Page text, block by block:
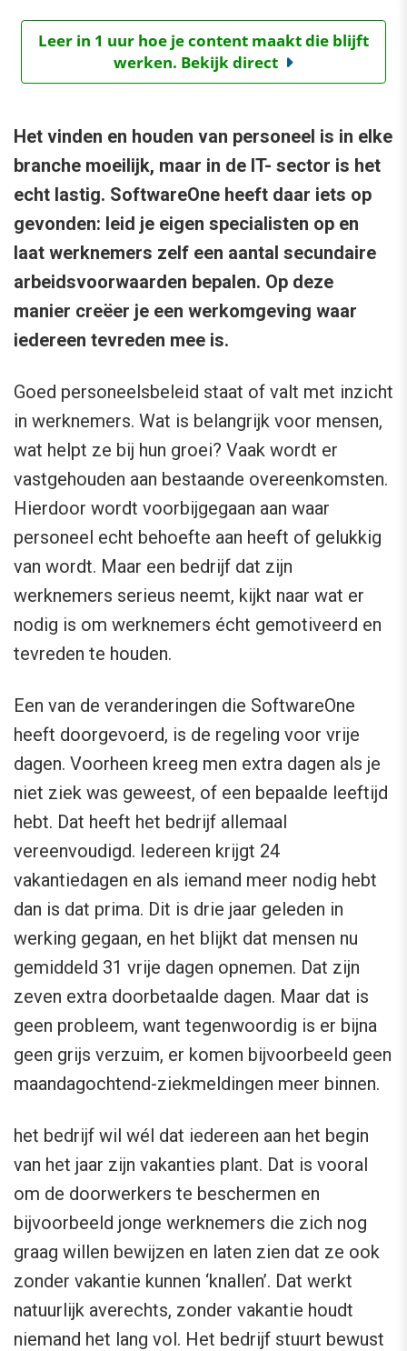
Leer in 1 uur hoe je content maakt die blijft
werken. Bekijk direct
Het vinden en houden van personeel is in elke
branche moeilijk, maar in de IT- sector is het
echt lastig. SoftwareOne heeft daar iets op
gevonden: leid je eigen specialisten op en
laat werknemers zelf een aantal secundaire
arbeidsvoorwaarden bepalen. Op deze
manier creëer je een werkomgeving waar
iedereen tevreden mee is.
Goed personeelsbeleid staat of valt met inzicht
in werknemers. Wat is belangrijk voor mensen,
wat helpt ze bij hun groei? Vaak wordt er
vastgehouden aan bestaande overeenkomsten.
Hierdoor wordt voorbijgegaan aan waar
personeel echt behoefte aan heeft of gelukkig
van wordt. Maar een bedrijf dat zijn
werknemers serieus neemt, kijkt naar wat er
nodig is om werknemers écht gemotiveerd en
tevreden te houden.
Een van de veranderingen die SoftwareOne
heeft doorgevoerd, is de regeling voor vrije
dagen. Voorheen kreeg men extra dagen als je
niet ziek was geweest, of een bepaalde leeftijd
hebt. Dat heeft het bedrijf allemaal
vereenvoudigd. Iedereen krijgt 24
vakantiedagen en als iemand meer nodig hebt
dan is dat prima. Dit is drie jaar geleden in
werking gegaan, en het blijkt dat mensen nu
gemiddeld 31 vrije dagen opnemen. Dat zijn
zeven extra doorbetaalde dagen. Maar dat is
geen probleem, want tegenwoordig is er bijna
geen grijs verzuim, er komen bijvoorbeeld geen
maandagochtend-ziekmeldingen meer binnen.
het bedrijf wil wél dat iedereen aan het begin
van het jaar zijn vakanties plant. Dat is vooral
om de doorwerkers te beschermen en
bijvoorbeeld jonge werknemers die zich nog
graag willen bewijzen en laten zien dat ze ook
zonder vakantie kunnen ‘knallen’. Dat werkt
natuurlijk averechts, zonder vakantie houdt
niemand het lang vol. Het bedrijf stuurt bewust